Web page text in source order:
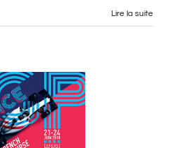
Lire la suite